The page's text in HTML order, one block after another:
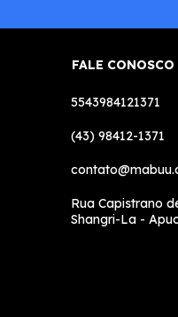
FALE CONOSCO
5543984121371
(43) 98412-1371
Rua Capistrano
Shangri-La -